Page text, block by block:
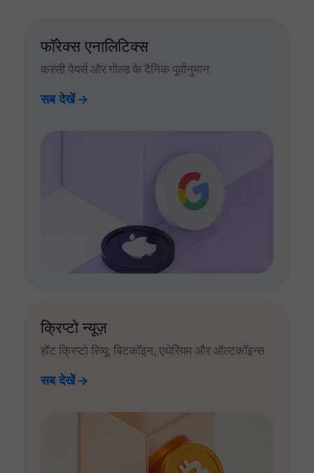
फॉरेक्स एनालिटिक्स
करंसी पेयर्स और गोल्ड के दैनिक पूर्वानुमान
सब देखें
क्रिप्टो न्यूज़
हॉट क्रिप्टो रिव्यू: बिटकॉइन, एथेरियम और ऑल्टकॉइन्स
सब देखें